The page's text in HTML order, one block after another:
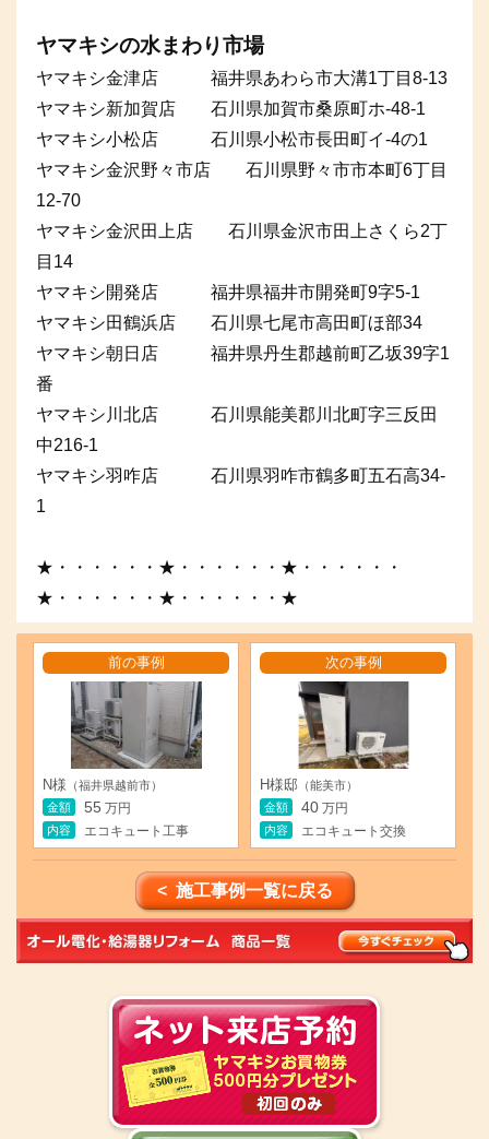
ヤマキシの水まわり市場
ヤマキシ金津店 福井県あわら市大溝1丁目8-13
ヤマキシ新加賀店 石川県加賀市桑原町ホ-48-1
ヤマキシ小松店 石川県小松市長田町イ-4の1
ヤマキシ金沢野々市店 石川県野々市市本町6丁目
12-70
ヤマキシ金沢田上店 石川県金沢市田上さくら2丁
目14
ヤマキシ開発店 福井県福井市開発町9字5-1
ヤマキシ田鶴浜店 石川県七尾市高田町ほ部34
ヤマキシ朝日店 福井県丹生郡越前町乙坂39字1
番
ヤマキシ川北店 石川県能美郡川北町字三反田
中216-1
ヤマキシ羽咋店 石川県羽咋市鶴多町五石高34-
1
★・・・・・・★・・・・・・★・・・・・・
★・・・・・・★・・・・・・★
前の事例
N様 （福井県越前市）
金額
55 万円
内容
エコキュート工事
次の事例
H様邸 （能美市）
金額
40 万円
内容
エコキュート交換
< 施工事例一覧に戻る